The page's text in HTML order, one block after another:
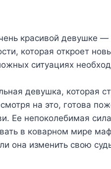
красивой девушке —
которая откроет
ситуациях
девушка, которая
на это, готова
Ее непоколебимая
в коварном мире
она изменить свою